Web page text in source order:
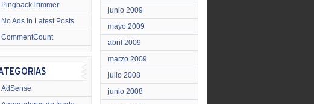
PingbackTrimmer
No Ads in Latest Posts
CommentCount
AdSense
junio 2009
mayo 2009
abril 2009
marzo 2009
julio 2008
junio 2008